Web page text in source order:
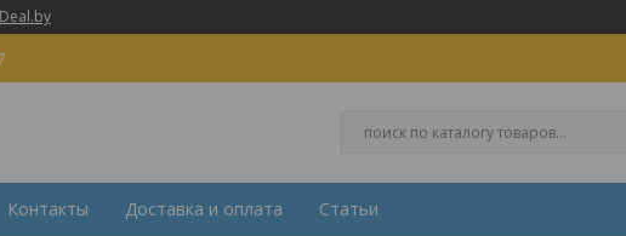
Контакты Доставка и оплата Статьи